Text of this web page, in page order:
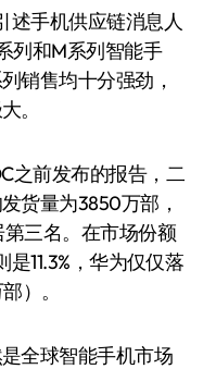
述手机供应链消息人
列和M系列智能手
销售均十分强劲，
。
之前发布的报告，二
货量为3850万部，
三名。在市场份额
11.3%，华为仅仅落
）。
全球智能手机市场